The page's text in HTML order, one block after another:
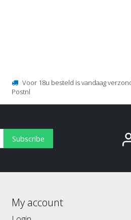
Voor 18u besteld is vandaag
Postnl
Subscribe
My account